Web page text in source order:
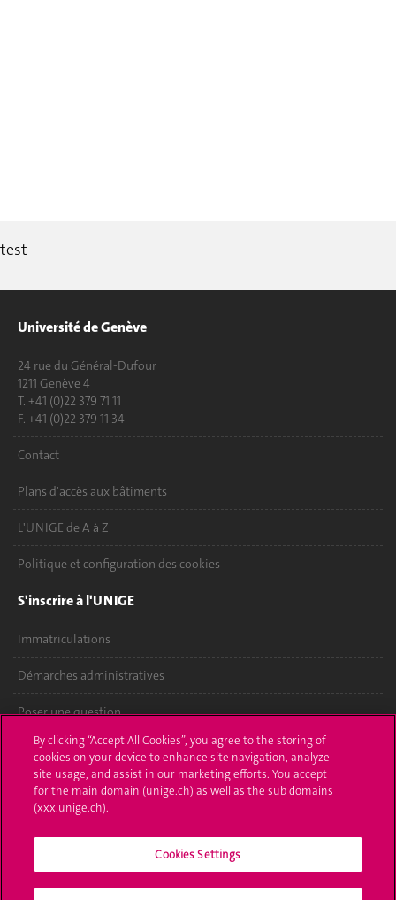
test
Université de Genève
24 rue du Général-Dufour
1211 Genève 4
T. +41 (0)22 379 71 11
F. +41 (0)22 379 11 34
Contact
Plans d'accès aux bâtiments
L'UNIGE de A à Z
Politique et configuration des cookies
S'inscrire à l'UNIGE
Immatriculations
Démarches administratives
Poser une question
L'UNIGE vous informe
UNIGE Mobile
Bibliothèque
By clicking “Accept All Cookies”, you agree to the storing of
cookies on your device to enhance site navigation, analyze
site usage, and assist in our marketing efforts. You accept
for the main domain (unige.ch) as well as the sub domains
(xxx.unige.ch).
Cookies Settings